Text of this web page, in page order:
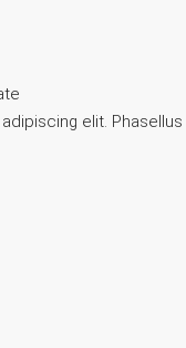
elit. Phasellus